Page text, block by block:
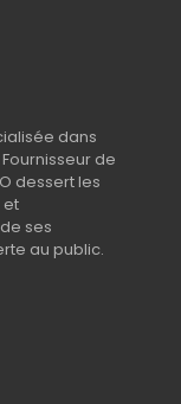
dans
de
dessert les
et
ses
au public.